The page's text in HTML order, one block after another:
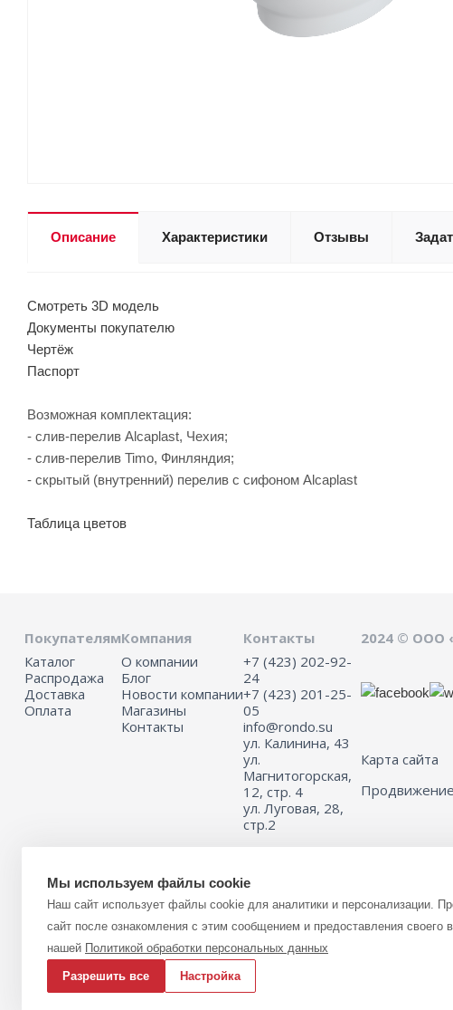
Описание Характеристики Отзывы
Смотреть 3D модель
Документы покупателю
Чертёж
Паспорт
Возможная комплектация:
- слив-перелив Alcaplast, Чехия;
- слив-перелив Timo, Финляндия;
- скрытый (внутренний) перелив с сифоном Alcaplast
Таблица цветов
Покупателям
Каталог
Распродажа
Доставка
Оплата
Компания
О компании
Блог
Новости компании
Магазины
Контакты
Контакты
+7 (423) 202-92-
24
+7 (423) 201-25-
05
info@rondo.su
ул. Калинина, 43
ул.
Магнитогорская,
12, стр. 4
ул. Луговая, 28,
стр.2
2024 © ООО
Карта сайта
Продвижение
Информация на сайте не является публичной офертой.
Для получения подробной информации о наличии и стоимости указанных
(или) услуг, пожалуйста, обращайтесь к менеджеру сайта с помощью
Мы используем файлы cookie
Наш сайт использует файлы cookie для аналитики и персонализации.
сайт после ознакомления с этим сообщением и предоставления своего
нашей Политикой обработки персональных данных
Разрешить все Настройка